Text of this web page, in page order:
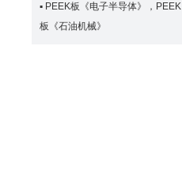
▪ PEEK板《电子半导体》，PEEK
板《石油机械》